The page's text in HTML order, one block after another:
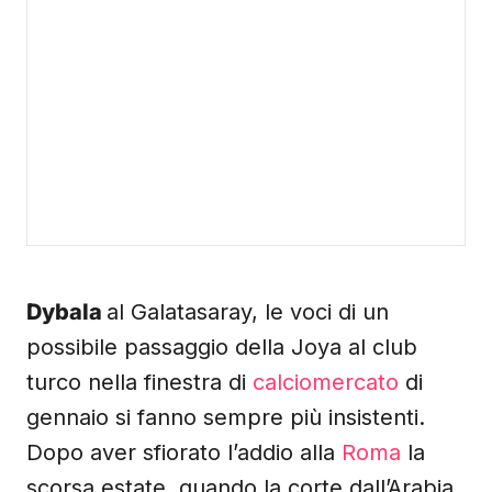
Dybala al Galatasaray, le voci di un
possibile passaggio della Joya al club
turco nella finestra di calciomercato di
gennaio si fanno sempre più insistenti.
Dopo aver sfiorato l’addio alla Roma la